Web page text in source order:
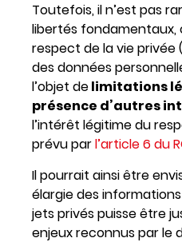
Toutefois, il n’est pas
libertés fondamentaux,
respect de la vie
des données
l’objet delimitations
présence d’autres
l’intérêt légitime du
prévu parl’article 6 du
Il pourrait ainsi être
élargie des
jets privés puisse être
enjeux reconnus par le